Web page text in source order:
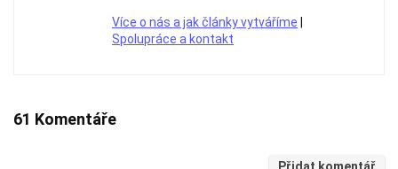
Více o nás a jak články vytváříme
Spolupráce a kontakt
61 Komentáře